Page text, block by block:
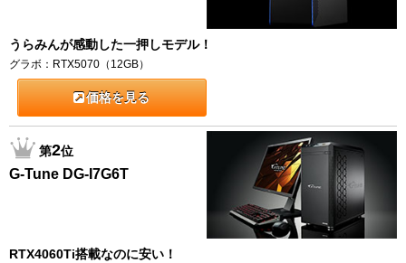
うらみんが感動した一押しモデル！
グラボ：RTX5070（12GB）
価格を見る
第2位
G-Tune DG-I7G6T
RTX4060Ti搭載なのに安い！